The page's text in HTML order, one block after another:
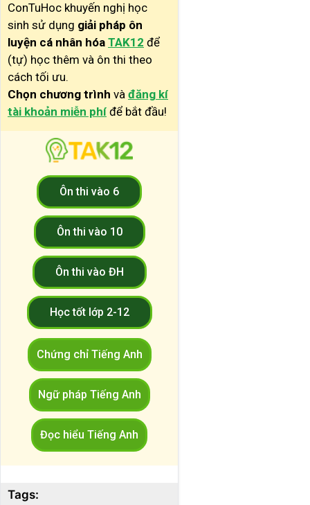
ConTuHoc khuyến nghị học
sinh sử dụng giải pháp ôn
luyện cá nhân hóa TAK12 để
(tự) học thêm và ôn thi theo
cách tối ưu.
Chọn chương trình và đăng kí
tài khoản miễn phí để bắt đầu!
Ôn thi vào 6
Ôn thi vào 10
Ôn thi vào ĐH
Học tốt lớp 2-12
Chứng chỉ Tiếng Anh
Ngữ pháp Tiếng Anh
Đọc hiểu Tiếng Anh
Tags: